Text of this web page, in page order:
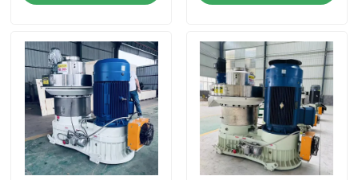
عرض الواقع الافتراضي
حول بنا
جولة في المعمل